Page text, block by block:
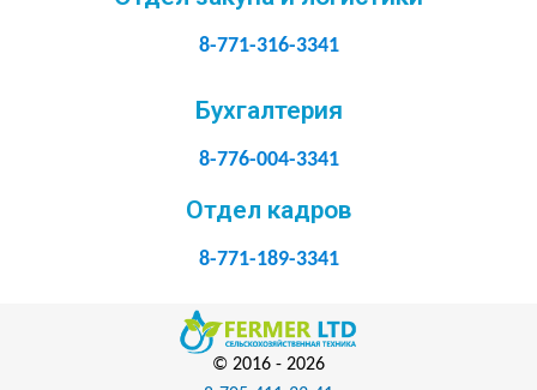
8-771-316-3341
Бухгалтерия
8-776-004-3341
Отдел кадров
8-771-189-3341
© 2016 - 2026